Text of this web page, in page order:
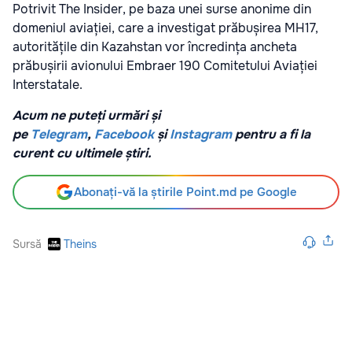
Potrivit The Insider, pe baza unei surse anonime din
domeniul aviației, care a investigat prăbușirea MH17,
autoritățile din Kazahstan vor încredința ancheta
prăbușirii avionului Embraer 190 Comitetului Aviației
Interstatale.
Acum ne puteți urmări și
pe Telegram, Facebook șiInstagrampentru a fi la
curent cu ultimele știri.
Abonați-vă la știrile Point.md pe Google
Sursă Theins